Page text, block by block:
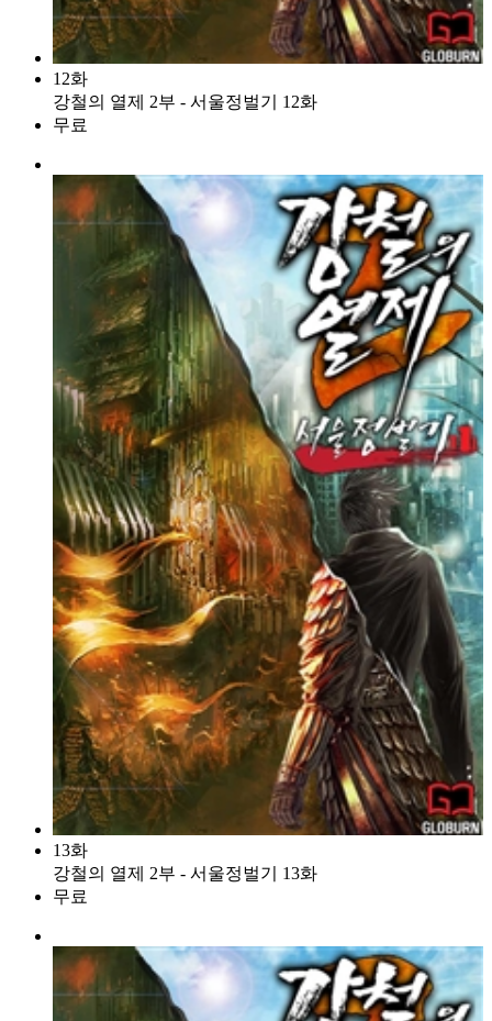
12화
강철의 열제 2부 - 서울정벌기 12화
무료
13화
강철의 열제 2부 - 서울정벌기 13화
무료